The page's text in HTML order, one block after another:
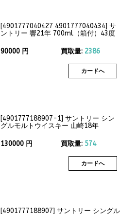
[4901777040427 4901777040434] サ
ントリー 響21年 700ml（箱付）43度
90000 円 買取量: 2386
カードへ
[4901777188907-1] サントリー シン
グルモルトウイスキー 山崎18年
130000 円 買取量: 574
カードへ
[4901777188907] サントリー シングル